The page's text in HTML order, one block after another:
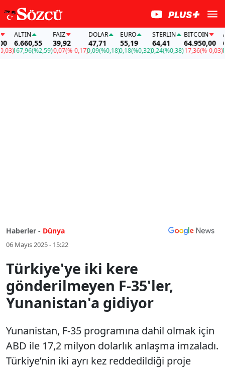
ALTIN
6.660,55
167,96(%2,59)
FAİZ
39,92
-0,07(%-0,17)
DOLAR
47,71
0,09(%0,18)
EURO
55,19
0,18(%0,32)
STERLIN
64,41
0,24(%0,38)
BITCOIN
64.950,00
-17,36(%-0,03)
Haberler - Dünya
06 Mayıs 2025 - 15:22
Türkiye'ye iki kere
gönderilmeyen F-35'ler,
Yunanistan'a gidiyor
Yunanistan, F-35 programına dahil olmak için
ABD ile 17,2 milyon dolarlık anlaşma imzaladı.
Türkiye’nin iki ayrı kez reddedildiği proje